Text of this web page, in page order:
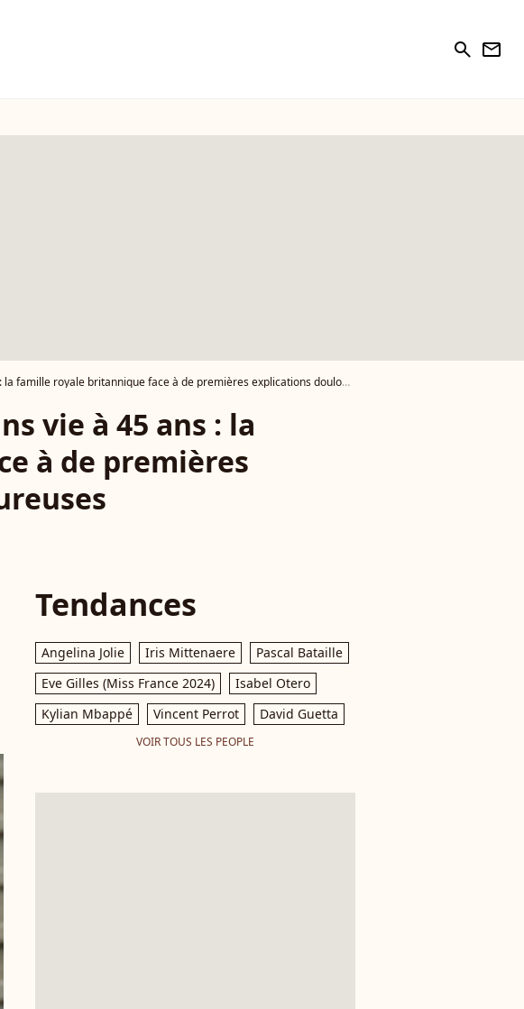
search newsletter
royale britannique face à de premières explications douloureuses
vie à 45 ans : la
à de premières
Tendances
Angelina Jolie Iris Mittenaere
Pascal Bataille
Eve Gilles (Miss France 2024)
Isabel Otero
Kylian Mbappé
Vincent Perrot David Guetta
VOIR TOUS LES PEOPLE